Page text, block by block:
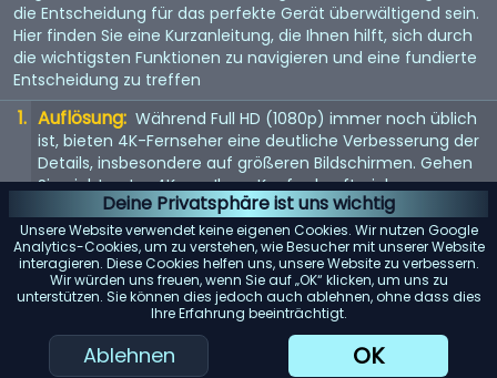
Deine Privatsphäre ist uns wichtig
Unsere Website verwendet keine eigenen Cookies. Wir nutzen Google
Analytics-Cookies, um zu verstehen, wie Besucher mit unserer Website
interagieren. Diese Cookies helfen uns, unsere Website zu verbessern.
Wir würden uns freuen, wenn Sie auf „OK“ klicken, um uns zu
unterstützen. Sie können dies jedoch auch ablehnen, ohne dass dies
Ihre Erfahrung beeinträchtigt.
Ablehnen OK
die Entscheidung für das perfekte Gerät überwältigend sein.
Hier finden Sie eine Kurzanleitung, die Ihnen hilft, sich durch
die wichtigsten Funktionen zu navigieren und eine fundierte
Entscheidung zu treffen
Auflösung: Während Full HD (1080p) immer noch üblich
ist, bieten 4K-Fernseher eine deutliche Verbesserung der
Details, insbesondere auf größeren Bildschirmen. Gehen
Sie nicht unter 4K, um Ihren Kauf zukunftssicher zu
machen. 8K steht vor der Tür, aber da Inhalte noch rar
sind, ist dies noch keine Notwendigkeit.
Bildwiederholfrequenz: Achten Sie auf eine
Bildwiederholfrequenz von 120 Hz für flüssigere
Bewegungen. Dies ist besonders wichtig für schnelle
Inhalte wie Sport oder Actionfilme. Eine höhere
Bildwiederholfrequenz kann auch das Spielerlebnis